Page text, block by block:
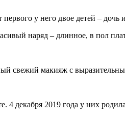
у него двое детей – дочь
наряд – длинное, в пол
свежий макияж с
4 декабря 2019 года у них